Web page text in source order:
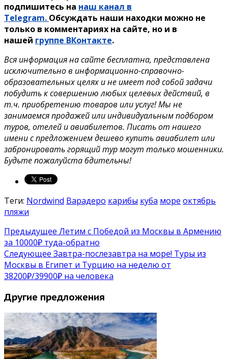
подпишитесь на наш канал в
Telegram. Обсуждать наши находки можно не
только в комментариях на сайте, но и в
нашей группе ВКонтакте.
Вся информация на сайте бесплатна, представлена
исключительно в информационно-справочно-
образовательных целях и не имеет под собой задачи
побудить к совершению любых целевых действий, в
т.ч. приобретению товаров или услуг! Мы не
занимаемся продажей или индивидуальным подбором
туров, отелей и авиабилетов. Писать от нашего
имени с предложением дешево купить авиабилет или
забронировать горящий тур могут только мошенники.
Будьте пожалуйста бдительны!
Теги: Nordwind Варадеро карибы куба море октябрь
пляжи
Предыдущее Летим с Победой из Москвы в Армению
за 10000₽ туда-обратно
Следующее Завтра-послезавтра на море! Туры из
Москвы в Египет и Турцию на неделю от
38200₽/39900₽ на человека
Другие предложения